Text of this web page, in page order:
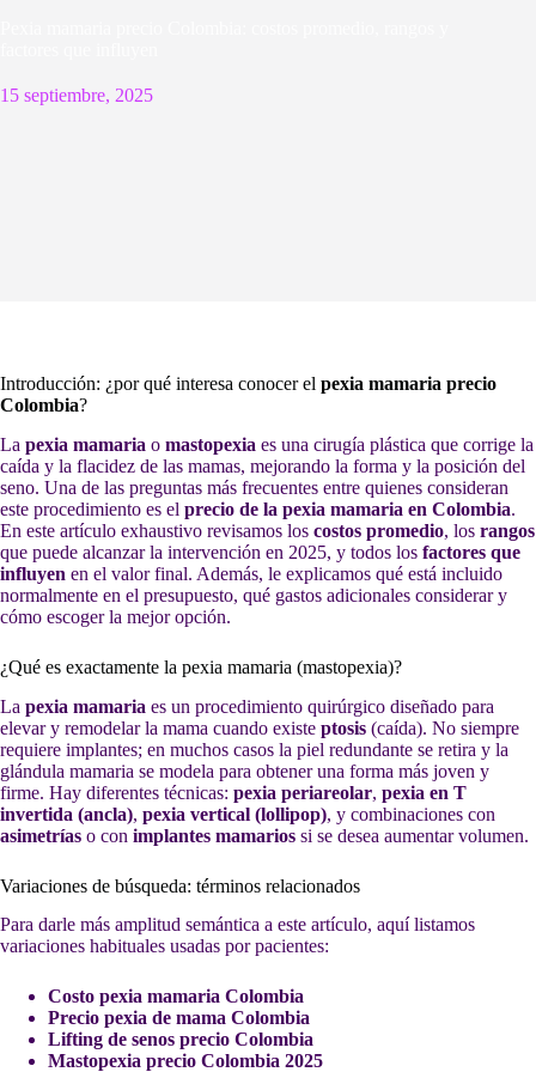
15 septiembre, 2025
Introducción: ¿por qué interesa conocer el pexia mamaria precio
Colombia?
La pexia mamaria o mastopexia es una cirugía plástica que corrige la
caída y la flacidez de las mamas, mejorando la forma y la posición del
seno. Una de las preguntas más frecuentes entre quienes consideran
este procedimiento es el precio de la pexia mamaria en Colombia.
En este artículo exhaustivo revisamos los costos promedio, los rangos
que puede alcanzar la intervención en 2025, y todos los factores que
influyen en el valor final. Además, le explicamos qué está incluido
normalmente en el presupuesto, qué gastos adicionales considerar y
cómo escoger la mejor opción.
¿Qué es exactamente la pexia mamaria (mastopexia)?
La pexia mamaria es un procedimiento quirúrgico diseñado para
elevar y remodelar la mama cuando existe ptosis (caída). No siempre
requiere implantes; en muchos casos la piel redundante se retira y la
glándula mamaria se modela para obtener una forma más joven y
firme. Hay diferentes técnicas: pexia periareolar, pexia en T
invertida (ancla), pexia vertical (lollipop), y combinaciones con
asimetrías o con implantes mamarios si se desea aumentar volumen.
Variaciones de búsqueda: términos relacionados
Para darle más amplitud semántica a este artículo, aquí listamos
variaciones habituales usadas por pacientes:
Costo pexia mamaria Colombia
Precio pexia de mama Colombia
Lifting de senos precio Colombia
Mastopexia precio Colombia 2025